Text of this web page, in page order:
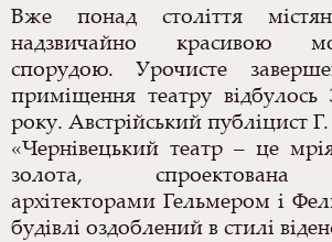
Вже понад століття
надзвичайно красивою
спорудою. Урочисте
приміщення театру
року. Австрійський публіцист
«Чернівецький театр – це
золота, спроектована
архітекторами Гельмером і
будівлі оздобленийв стилі